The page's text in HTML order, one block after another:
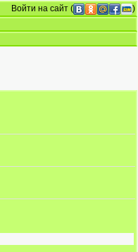
Войти на сайт (
)